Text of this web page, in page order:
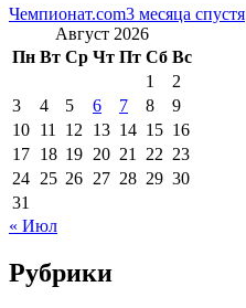
Чемпионат.com3 месяца спустя
Август 2026
Пн Вт Ср Чт Пт Сб Вс
1
2
3
4 5 6 7 8
9
10 11 12 13 14 15 16
17 18 19 20 21 22 23
24 25 26 27 28 29 30
31
« Июл
Рубрики